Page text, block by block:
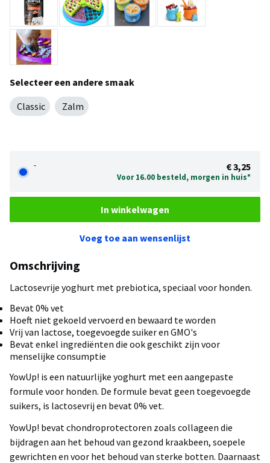
Selecteer een andere smaak
Classic
Zalm
- € 3,25
Voor 16.00 besteld, morgen in huis*
In winkelwagen
Voeg toe aan wensenlijst
Omschrijving
Lactosevrije yoghurt met prebiotica, speciaal voor honden.
Bevat 0% vet
Hoeft niet gekoeld vervoerd en bewaard te worden
Vrij van lactose, toegevoegde suiker en GMO's
Bevat enkel ingrediënten die ook geschikt zijn voor
menselijke consumptie
YowUp! is een natuurlijke yoghurt met een aangepaste
formule voor honden. De formule bevat geen toegevoegde
suikers, is lactosevrij en bevat 0% vet.
YowUp! bevat chondroprotectoren zoals collageen die
bijdragen aan het behoud van gezond kraakbeen, soepele
gewrichten en voor het behoud van sterke botten. Daarnaast